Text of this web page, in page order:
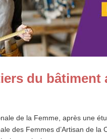
du bâtiment
de la Femme, après une
des Femmes d’Artisan de